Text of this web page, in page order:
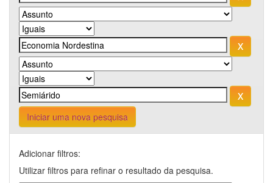
Iniciar uma nova pesquisa
Adicionar filtros:
Utilizar filtros para refinar o resultado da pesquisa.